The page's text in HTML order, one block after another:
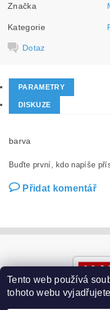
Značka
Kategorie
Dotaz
PARAMETRY
DISKUZE
barva
Buďte první, kdo napíše
Přidat komentář
Tento web používá
tohoto webu